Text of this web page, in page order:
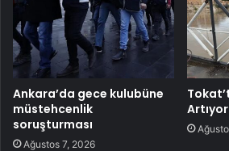
Ankara’da gece kulubüne
müstehcenlik
soruşturması
Ağustos 7, 2026
Artıyor